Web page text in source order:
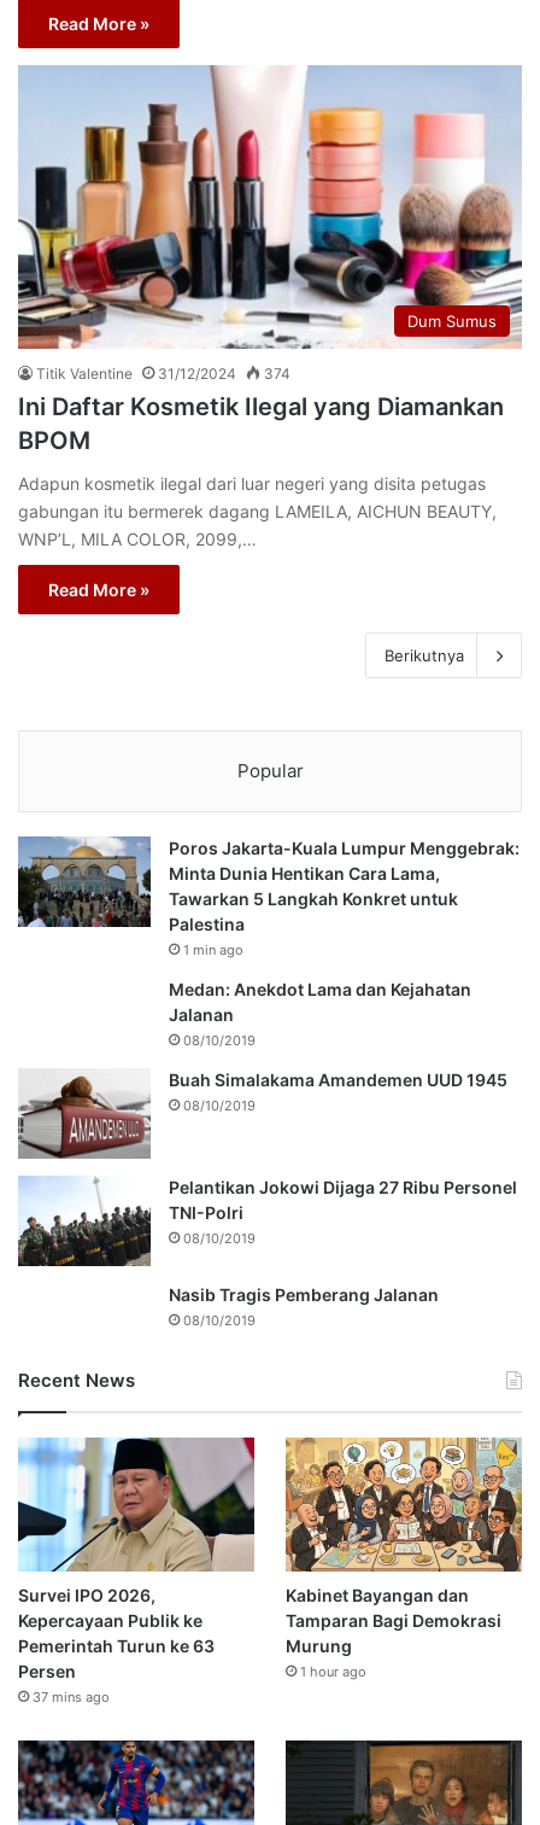
Read More »
Dum Sumus
Titik Valentine 31/12/2024 374
Ini Daftar Kosmetik Ilegal yang Diamankan
BPOM
Adapun kosmetik ilegal dari luar negeri yang disita petugas
gabungan itu bermerek dagang LAMEILA, AICHUN BEAUTY,
WNP’L, MILA COLOR, 2099,…
Read More »
Berikutnya
Popular
Poros Jakarta-Kuala Lumpur Menggebrak:
Minta Dunia Hentikan Cara Lama,
Tawarkan 5 Langkah Konkret untuk
Palestina
1 min ago
Medan: Anekdot Lama dan Kejahatan
Jalanan
08/10/2019
Buah Simalakama Amandemen UUD 1945
08/10/2019
Pelantikan Jokowi Dijaga 27 Ribu Personel
TNI-Polri
08/10/2019
Nasib Tragis Pemberang Jalanan
08/10/2019
Recent News
Survei IPO 2026,
Kepercayaan Publik ke
Pemerintah Turun ke 63
Persen
37 mins ago
Kabinet Bayangan dan
Tamparan Bagi Demokrasi
Murung
1 hour ago